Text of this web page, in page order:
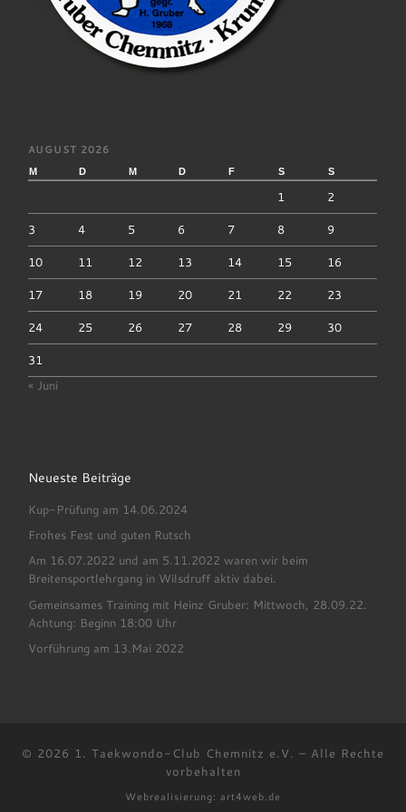
AUGUST 2026
M D M D F S S
1
2
3
4 5 6 7 8
9
10
11 12 13 14 15
16
17
18 19 20 21 22
23
24
25 26 27 28 29
30
31
« Juni
Neueste Beiträge
Kup-Prüfung am 14.06.2024
Frohes Fest und guten Rutsch
Am 16.07.2022 und am 5.11.2022 waren wir beim
Breitensportlehrgang in Wilsdruff aktiv dabei.
Gemeinsames Training mit Heinz Gruber: Mittwoch, 28.09.22.
Achtung: Beginn 18:00 Uhr
Vorführung am 13.Mai 2022
© 2026 1. Taekwondo-Club Chemnitz e.V. – Alle Rechte
vorbehalten
Webrealisierung: art4web.de